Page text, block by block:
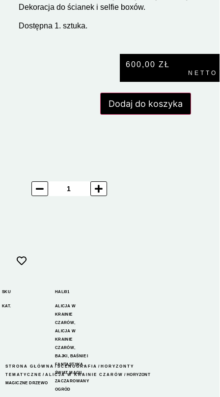
Dekoracja do ścianek i selfie boxów.
Dostępna 1. sztuka.
600,00 ZŁ
NETTO
Dodaj do koszyka
SKU HALI01
KAT.
ALICJA W
KRAINIE
CZARÓW
ALICJA W
KRAINIE
CZARÓW
BAJKI, BAŚNIE I
FANTASTYKA
ŚWIAT MAGII
ZACZAROWANY
OGRÓD
STRONA GŁÓWNA / SCENOGRAFIA / HORYZONTY
TEMATYCZNE / ALICJA W KRAINIE CZARÓW / HORYZONT
MAGICZNE DRZEWO